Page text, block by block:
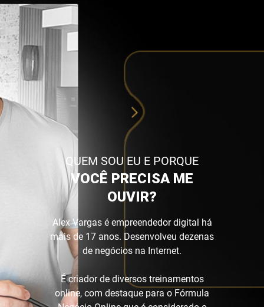
QUEM SOU EU E PORQUE
VOCÊ PRECISA ME
OUVIR?
Alex Vargas é empreendedor digital há
mais de 17 anos. Desenvolveu dezenas
de negócios na Internet.
É criador de diversos treinamentos
online, com destaque para o Fórmula